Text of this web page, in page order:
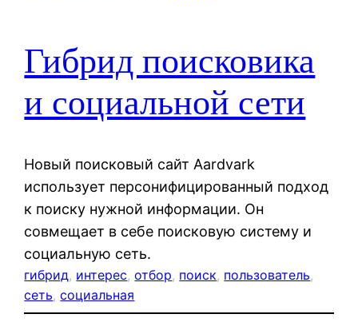
Гибрид поисковика
и социальной сети
Новый поисковый сайт Aardvark
использует персонифицированный подход
к поиску нужной информации. Он
совмещает в себе поисковую систему и
социальную сеть.
гибрид, интерес, отбор, поиск, пользователь
сеть, социальная